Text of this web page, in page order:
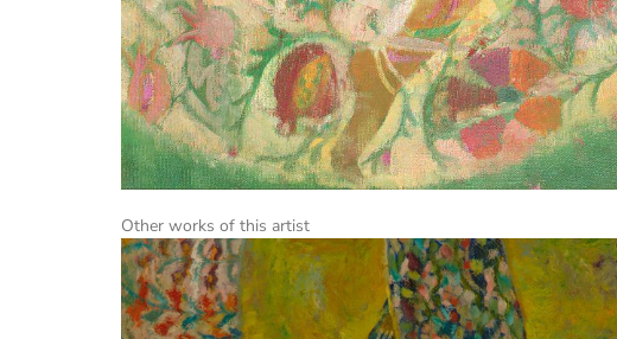
Other works of this artist